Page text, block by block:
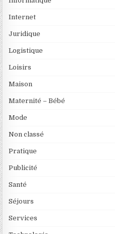
Internet
Juridique
Logistique
Loisirs
Maison
Maternité – Bébé
Mode
Non classé
Pratique
Publicité
Santé
Séjours
Services